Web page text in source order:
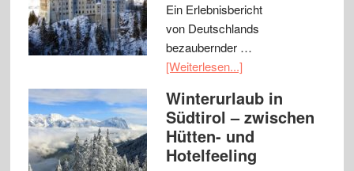
Ein Erlebnisbericht
von Deutschlands
bezaubernder …
[Weiterlesen...]
Winterurlaub in
Südtirol – zwischen
Hütten- und
Hotelfeeling